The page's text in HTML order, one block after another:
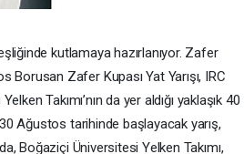
kutlamaya hazırlanıyor. Zafer
Borusan Zafer Kupası Yat Yarışı, IRC
Takımı’nın da yer aldığı yaklaşık 40
Ağustos tarihinde başlayacak yarış,
Boğaziçi Üniversitesi Yelken Takımı,